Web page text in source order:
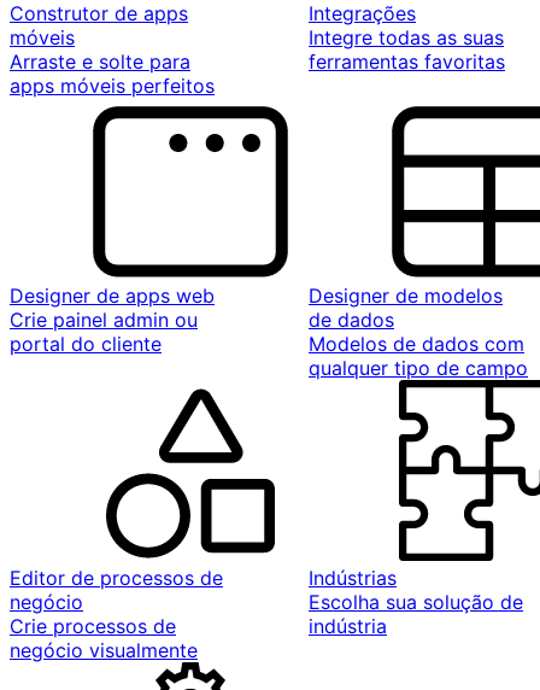
Construtor de apps
móveis
Arraste e solte para
apps móveis perfeitos
Integrações
Integre todas as suas
ferramentas favoritas
Designer de apps web
Crie painel admin ou
portal do cliente
Designer de modelos
de dados
Modelos de dados com
qualquer tipo de campo
Editor de processos de
negócio
Crie processos de
negócio visualmente
Indústrias
Escolha sua solução de
indústria